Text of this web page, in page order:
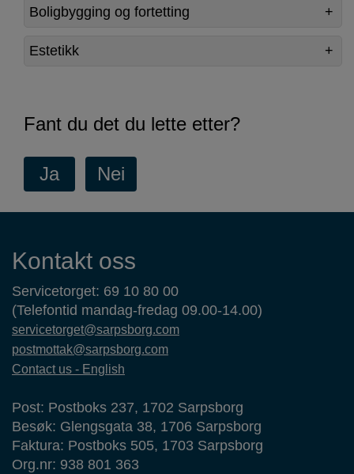
Boligbygging og fortetting
Estetikk
Fant du det du lette etter?
Kontaktinformasjon
Kontakt oss
Servicetorget: 69 10 80 00
(Telefontid mandag-fredag 09.00-14.00)
servicetorget@sarpsborg.com
postmottak@sarpsborg.com
Contact us - English
Post: Postboks 237, 1702 Sarpsborg
Besøk: Glengsgata 38, 1706 Sarpsborg
Faktura: Postboks 505, 1703 Sarpsborg
Org.nr: 938 801 363